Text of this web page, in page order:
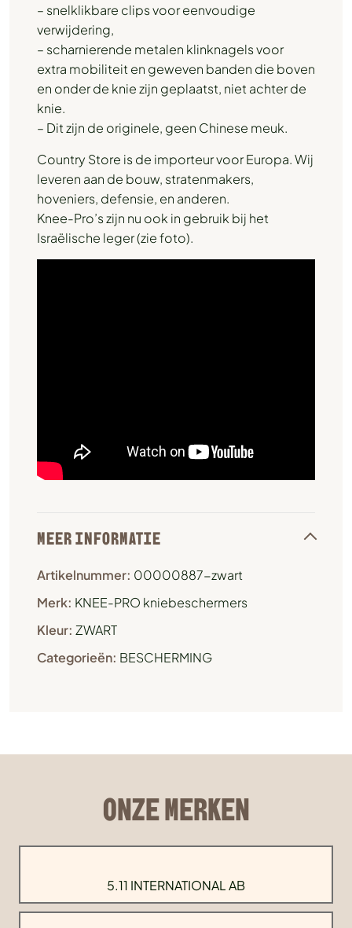
– snelklikbare clips voor eenvoudige
verwijdering,
– scharnierende metalen klinknagels voor
extra mobiliteit en geweven banden die boven
en onder de knie zijn geplaatst, niet achter de
knie.
– Dit zijn de originele, geen Chinese meuk.
Country Store is de importeur voor Europa. Wij
leveren aan de bouw, stratenmakers,
hoveniers, defensie, en anderen.
Knee-Pro’s zijn nu ook in gebruik bij het
Israëlische leger (zie foto).
MEER INFORMATIE
Artikelnummer: 00000887-zwart
Merk: KNEE-PRO kniebeschermers
Kleur: ZWART
Categorieën: BESCHERMING
ONZE MERKEN
5.11 INTERNATIONAL AB